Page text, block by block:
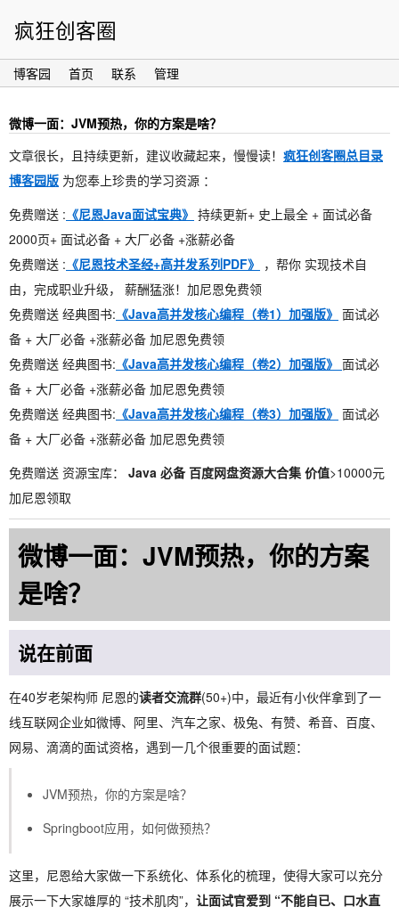
疯狂创客圈
博客园 首页 联系 管理
微博一面：JVM预热，你的方案是啥？
文章很长，且持续更新，建议收藏起来，慢慢读！ 疯狂创客圈总目录
博客园版 为您奉上珍贵的学习资源 ：
免费赠送 : 《尼恩Java面试宝典》 持续更新+ 史上最全 + 面试必备
2000页+ 面试必备 + 大厂必备 +涨薪必备
免费赠送 : 《尼恩技术圣经+高并发系列PDF》
，帮你 实现技术自
由，完成职业升级， 薪酬猛涨！加尼恩免费领
免费赠送 经典图书: 《Java高并发核心编程（卷1）加强版》 面试必
备 + 大厂必备 +涨薪必备 加尼恩免费领
免费赠送 经典图书: 《Java高并发核心编程（卷2）加强版》 面试必
备 + 大厂必备 +涨薪必备 加尼恩免费领
免费赠送 经典图书: 《Java高并发核心编程（卷3）加强版》 面试必
备 + 大厂必备 +涨薪必备 加尼恩免费领
免费赠送 资源宝库： Java 必备 百度网盘资源大合集 价值>10000元
加尼恩领取
微博一面：JVM预热，你的方案
是啥？
说在前面
在40岁老架构师 尼恩的读者交流群(50+)中，最近有小伙伴拿到了一
线互联网企业如微博、阿里、汽车之家、极兔、有赞、希音、百度、
网易、滴滴的面试资格，遇到一几个很重要的面试题：
JVM预热，你的方案是啥？
Springboot应用，如何做预热？
这里，尼恩给大家做一下系统化、体系化的梳理，使得大家可以充分
展示一下大家雄厚的 “技术肌肉”， 让面试官爱到 “不能自已、口水直